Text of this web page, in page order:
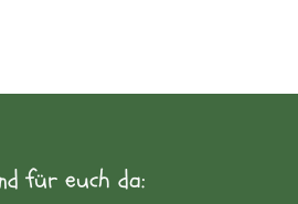
für euch da: